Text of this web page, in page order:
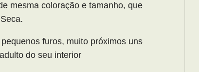
mesma coloração e tamanho, que
furos, muito próximos uns
do seu interior